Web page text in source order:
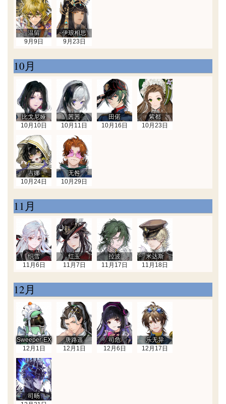
温留
9月9日
伊琅相思
9月23日
10月
比戈尼娅
10月10日
茜茜
10月11日
田偌
10月16日
紫都
10月23日
吉娜
10月24日
无咎
10月29日
11月
织雪
11月6日
红玉
11月7日
拉波
11月17日
米达斯
11月18日
12月
Sweeper-EX
12月1日
唐路遥
12月1日
司危
12月6日
乐无异
12月17日
司旸